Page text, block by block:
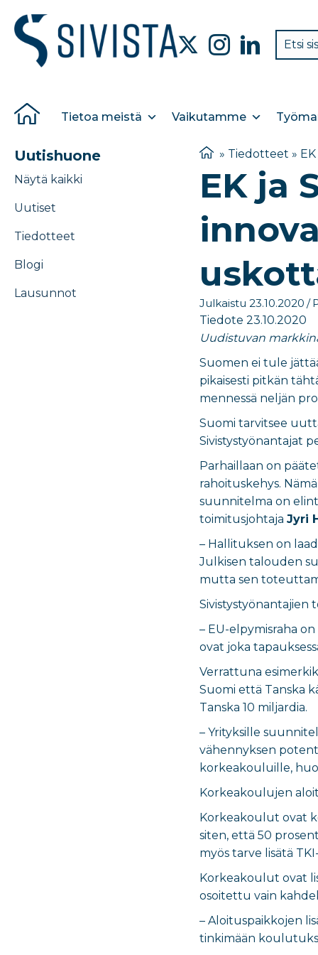
Tietoa meistä Vaikutamme
Uutishuone
Näytä kaikki
Uutiset
Tiedotteet
Blogi
Lausunnot
» Tiedotteet »
EK ja
Julkaistu 23.10.2020 /
Tiedote 23.10.2020
Uudistuvan
Suomen ei tule
pikaisesti pitkän
mennessä neljän
Suomi tarvitsee
Sivistystyönantajat
Parhaillaan on
rahoituskehys.
suunnitelma on
toimitusjohtaja Jyri
– Hallituksen on
Julkisen talouden
mutta sen
Sivistystyönantajien
– EU-elpymisraha
ovat joka
Verrattuna
Suomi että Tanska
Tanska 10 miljardia.
– Yrityksille
vähennyksen
korkeakouluille,
Korkeakoulujen
Korkeakoulut ovat
siten, että 50
myös tarve lisätä
Korkeakoulut ovat
osoitettu vain
– Aloituspaikkojen
tinkimään